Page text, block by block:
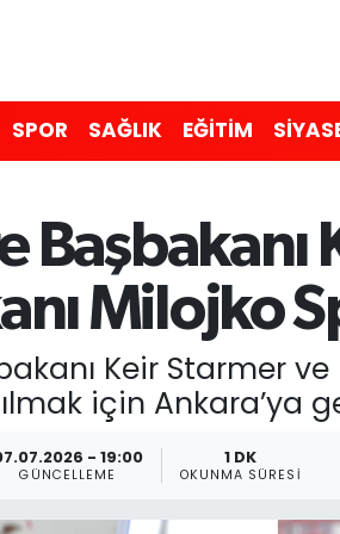
SPOR SAĞLIK EĞİTİM
Milojko
Keir Starmer
için Ankara’ya
- 19:00
GÜNCELLEME
1 DK
OKUNMA SÜRESI